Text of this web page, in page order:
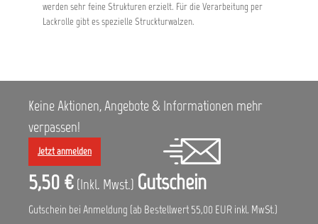
werden sehr feine Strukturen erzielt. Für die Verarbeitung per
Lackrolle gibt es spezielle Struckturwalzen.
Keine Aktionen, Angebote & Informationen mehr
verpassen!
Jetzt anmelden
5,50 € (Inkl. Mwst.) Gutschein
Gutschein bei Anmeldung (ab Bestellwert 55,00 EUR inkl. MwSt.)